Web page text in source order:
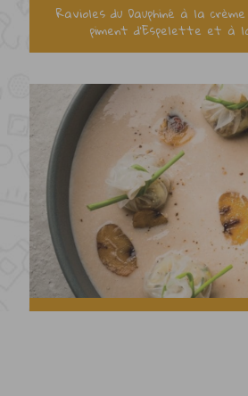
Ravioles du Dauphiné à la
piment d’Espelette et à
Velouté de châtaignes et